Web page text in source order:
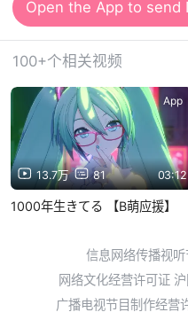
100+个相关视频
13.7万 81 03:12
App
1000年生きてる 【B萌应援】
信息网络传播视
网络文化经营许可证
广播电视节目制作经营